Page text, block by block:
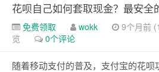
花呗自己如何套取现金？最安全
免费领取 wokk 9个月前
览
0个评论
随着移动支付的普及，支付宝的花